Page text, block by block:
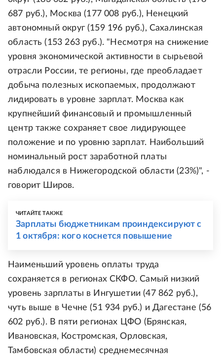
687 руб.), Москва (177 008 руб.), Ненецкий
автономный округ (159 196 руб.), Сахалинская
область (153 263 руб.). "Несмотря на снижение
уровня экономической активности в сырьевой
отрасли России, те регионы, где преобладает
добыча полезных ископаемых, продолжают
лидировать в уровне зарплат. Москва как
крупнейший финансовый и промышленный
центр также сохраняет свое лидирующее
положение и по уровню зарплат. Наибольший
номинальный рост заработной платы
наблюдался в Нижегородской области (23%)", -
говорит Широв.
ЧИТАЙТЕ ТАКЖЕ
Зарплаты бюджетникам проиндексируют с
1 октября: кого коснется повышение
Наименьший уровень оплаты труда
сохраняется в регионах СКФО. Самый низкий
уровень зарплаты в Ингушетии (47 862 руб.),
чуть выше в Чечне (51 934 руб.) и Дагестане (56
602 руб.). В пяти регионах ЦФО (Брянская,
Ивановская, Костромская, Орловская,
Тамбовская области) среднемесячная